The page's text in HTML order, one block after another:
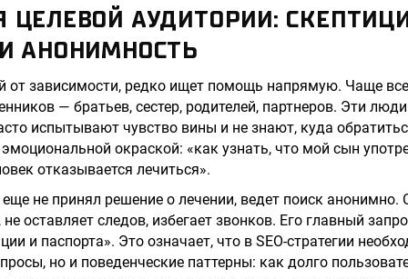
ЦЕЛЕВОЙ АУДИТОРИИ:
АНОНИМНОСТЬ
от зависимости, редко ищет помощь напрямую. Чаще
— братьев, сестер, родителей, партнеров. Эти
испытывают чувство вины и не знают, куда
окраской: «как узнать, что мой сын
отказывается лечиться».
не принял решение о лечении, ведет поиск анонимно.
оставляет следов, избегает звонков. Его главный
и паспорта». Это означает, что в SEO-стратегии
но и поведенческие паттерны: как долго